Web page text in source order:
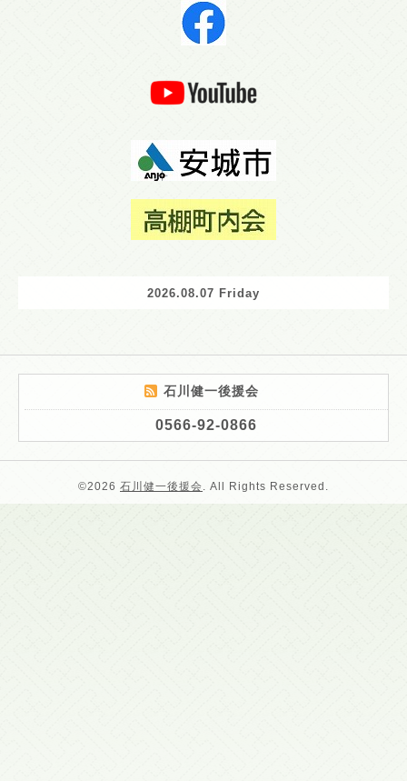
2026.08.07 Friday
石川健一後援会
0566-92-0866
©2026 石川健一後援会. All Rights Reserved.